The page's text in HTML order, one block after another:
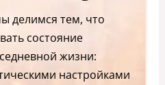
делимся тем, что
состояние
жизни:
настройками